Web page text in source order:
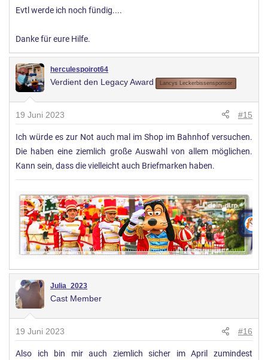
Evtl werde ich noch fündig....
Danke für eure Hilfe.
herculespoirot64
Verdient den Legacy Award Lancys Leckerbissensponsor
19 Juni 2023 #15
Ich würde es zur Not auch mal im Shop im Bahnhof versuchen.
Die haben eine ziemlich große Auswahl von allem möglichen.
Kann sein, dass die vielleicht auch Briefmarken haben.
Julia_2023
Cast Member
19 Juni 2023 #16
Also ich bin mir auch ziemlich sicher im April zumindest